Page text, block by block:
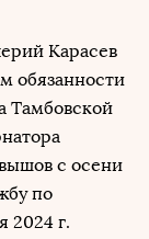
Карасев
обязанности
Тамбовской
с осени
по
2024 г.